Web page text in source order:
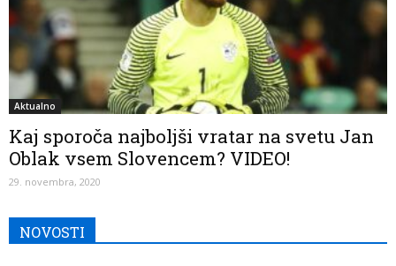
Aktualno
Kaj sporoča najboljši vratar na svetu Jan
Oblak vsem Slovencem? VIDEO!
29. novembra, 2020
NOVOSTI